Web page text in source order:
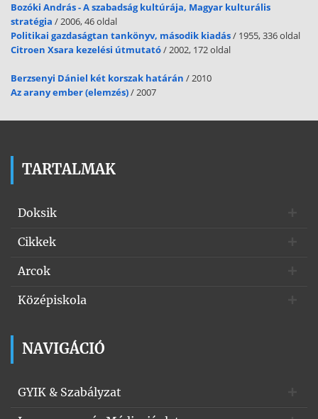
Bozóki András - A szabadság kultúrája, Magyar kulturális
stratégia / 2006, 46 oldal
Politikai gazdaságtan tankönyv, második kiadás/ 1955, 336 oldal
Citroen Xsara kezelési útmutató/ 2002, 172 oldal
Berzsenyi Dániel két korszak határán / 2010
Az arany ember (elemzés)/ 2007
TARTALMAK
Doksik
Cikkek
Arcok
Középiskola
NAVIGÁCIÓ
GYIK & Szabályzat